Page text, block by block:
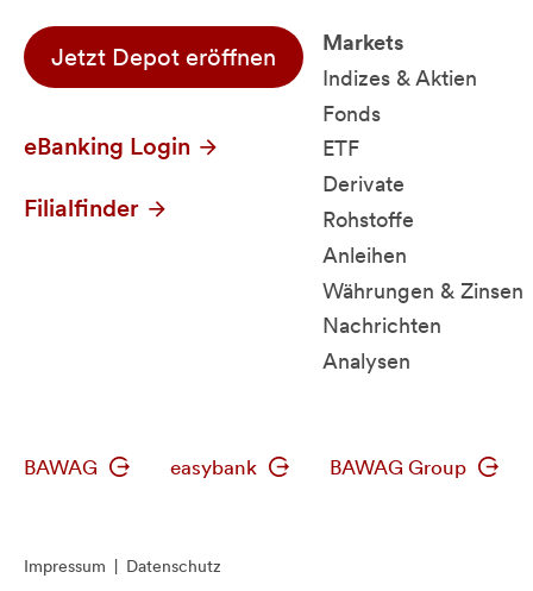
Jetzt Depot eröffnen
eBanking Login
Filialfinder
Markets
Indizes & Aktien
Fonds
ETF
Derivate
Rohstoffe
Anleihen
Währungen & Zinsen
Nachrichten
Analysen
BAWAG easybank BAWAG Group
Impressum Datenschutz